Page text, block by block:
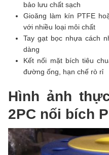
bảo lưu chất sạch
Gioăng làm kín PTFE
với nhiều loại môi chất
Tay gạt bọc nhựa cách
dàng
Kết nối mặt bích tiêu
đường ống, hạn chế rò rỉ
Hình ảnh
2PC nối bích